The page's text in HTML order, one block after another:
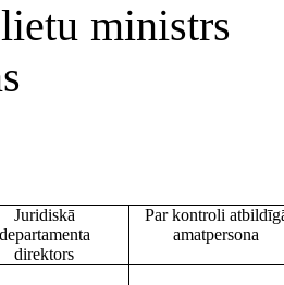
ministrs
Juridiskā
departamenta
direktors
Par kontroli
amatpersona